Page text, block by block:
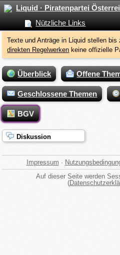
Liquid · Piratenpartei
Nützliche Links
Texte und Anträge in Liquid stellen
direkten Regelwerken keine offizielle
Überblick Offene
Geschlossene Themen
BGV
Diskussion
Impressum ·
Auf dieser Seite werden
(